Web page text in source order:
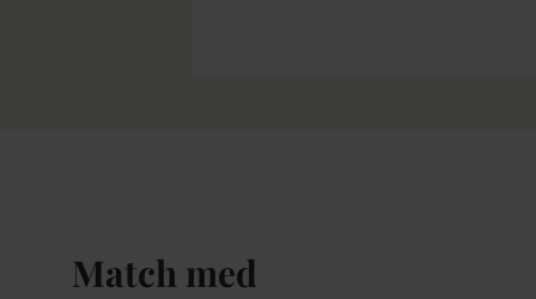
Match med